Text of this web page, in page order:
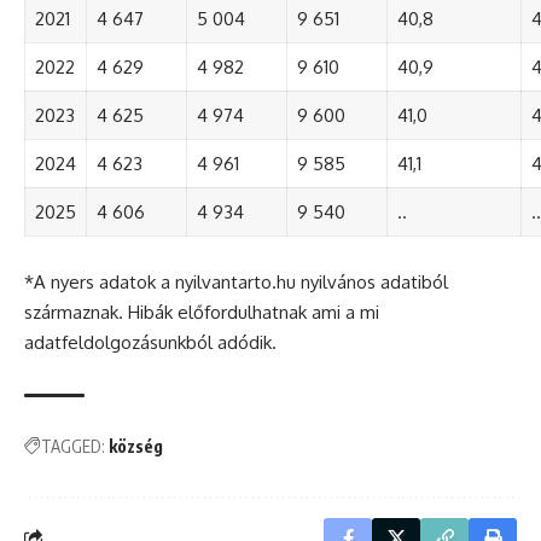
2021 4 647 5 004 9 651 40,8
2022 4 629 4 982 9 610 40,9
2023 4 625 4 974 9 600 41,0
2024 4 623 4 961 9 585 41,1
2025 4 606 4 934 9 540 .. ..
*A nyers adatok a nyilvantarto.hu nyilvános adatiból
származnak. Hibák előfordulhatnak ami a mi
adatfeldolgozásunkból adódik.
TAGGED: község